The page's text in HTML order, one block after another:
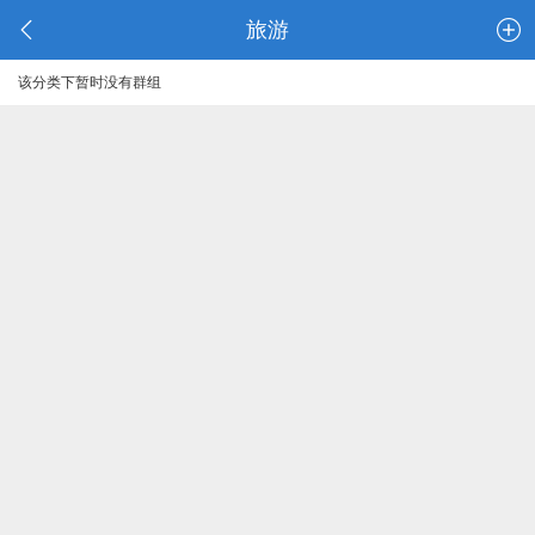
旅游
该分类下暂时没有群组